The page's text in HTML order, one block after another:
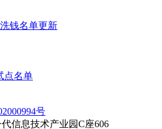
钱名单更新
点名单
号
信息技术产业园C座606